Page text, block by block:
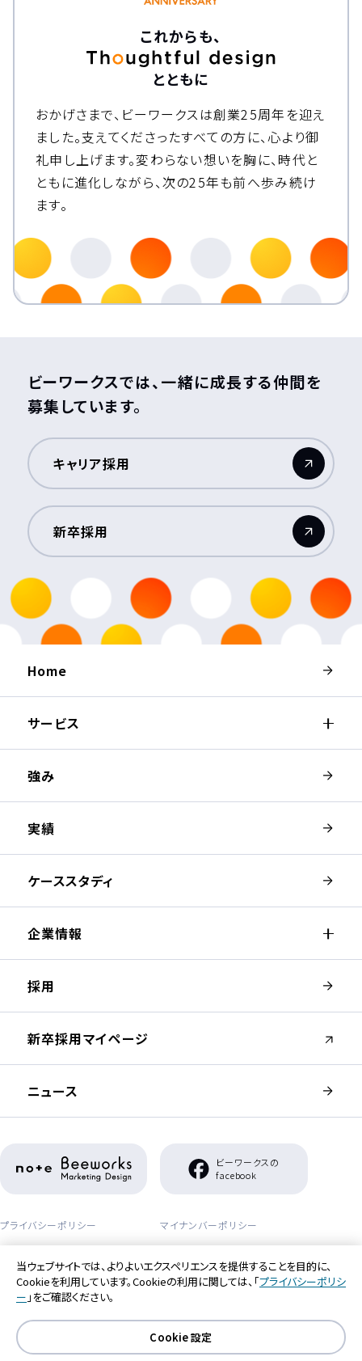
これからも、
とともに
おかげさまで、ビーワークスは創業25周年を迎え
ました。支えてくださったすべての方に、心より御
礼申し上げます。変わらない想いを胸に、時代と
ともに進化しながら、次の25年も前へ歩み続け
ます。
ビーワークスでは、一緒に成長する仲間を
募集しています。
キャリア採用
（新しいウィンドウが開きます）
新卒採用
（新しいウィンドウが開きます）
Home
サービス
強み
実績
ケーススタディ
企業情報
採用
新卒採用マイページ
（新しいウィンドウが開きます）
ニュース
（新しいウィンドウが開きます）
ビーワークスの
facebook
プライバシーポリシー マイナンバーポリシー
利用者情報の外部送信について
当ウェブサイトでは、よりよいエクスペリエンスを提供することを目的に、
Cookieを利用しています。Cookieの利用に関しては、「プライバシーポリシ
ー 」をご確認ください。
Cookie 設定